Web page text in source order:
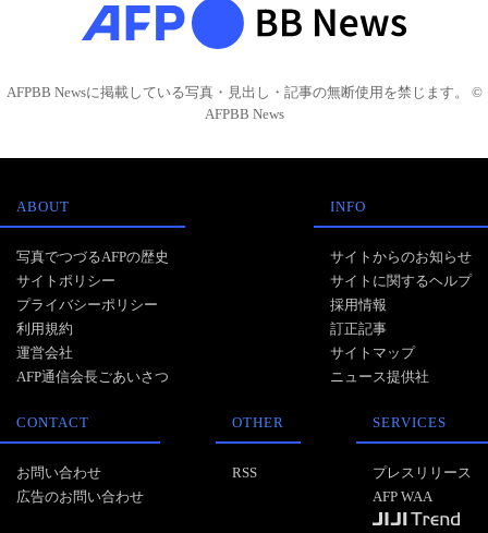
AFPBB Newsに掲載している写真・見出し・記事の無断使用を禁じます。 ©
AFPBB News
ABOUT
写真でつづるAFPの歴史
サイトポリシー
プライバシーポリシー
利用規約
運営会社
AFP通信会長ごあいさつ
INFO
サイトからのお知らせ
サイトに関するヘルプ
採用情報
訂正記事
サイトマップ
ニュース提供社
CONTACT
お問い合わせ
広告のお問い合わせ
OTHER
RSS
SERVICES
プレスリリース
AFP WAA